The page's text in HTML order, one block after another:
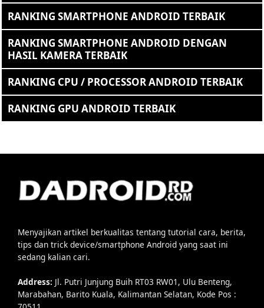
RANKING SMARTPHONE ANDROID TERBAIK
RANKING SMARTPHONE ANDROID DENGAN
HASIL KAMERA TERBAIK
RANKING CPU / PROCESSOR ANDROID TERBAIK
RANKING GPU ANDROID TERBAIK
Menyajikan artikel berkualitas tentang tutorial cara, berita,
tips dan trick device/smartphone Android yang saat ini
sedang kalian cari.
Address: Jl. Putri Junjung Buih RT03 RW01, Ulu Benteng,
Marabahan, Barito Kuala, Kalimantan Selatan, Kode Pos :